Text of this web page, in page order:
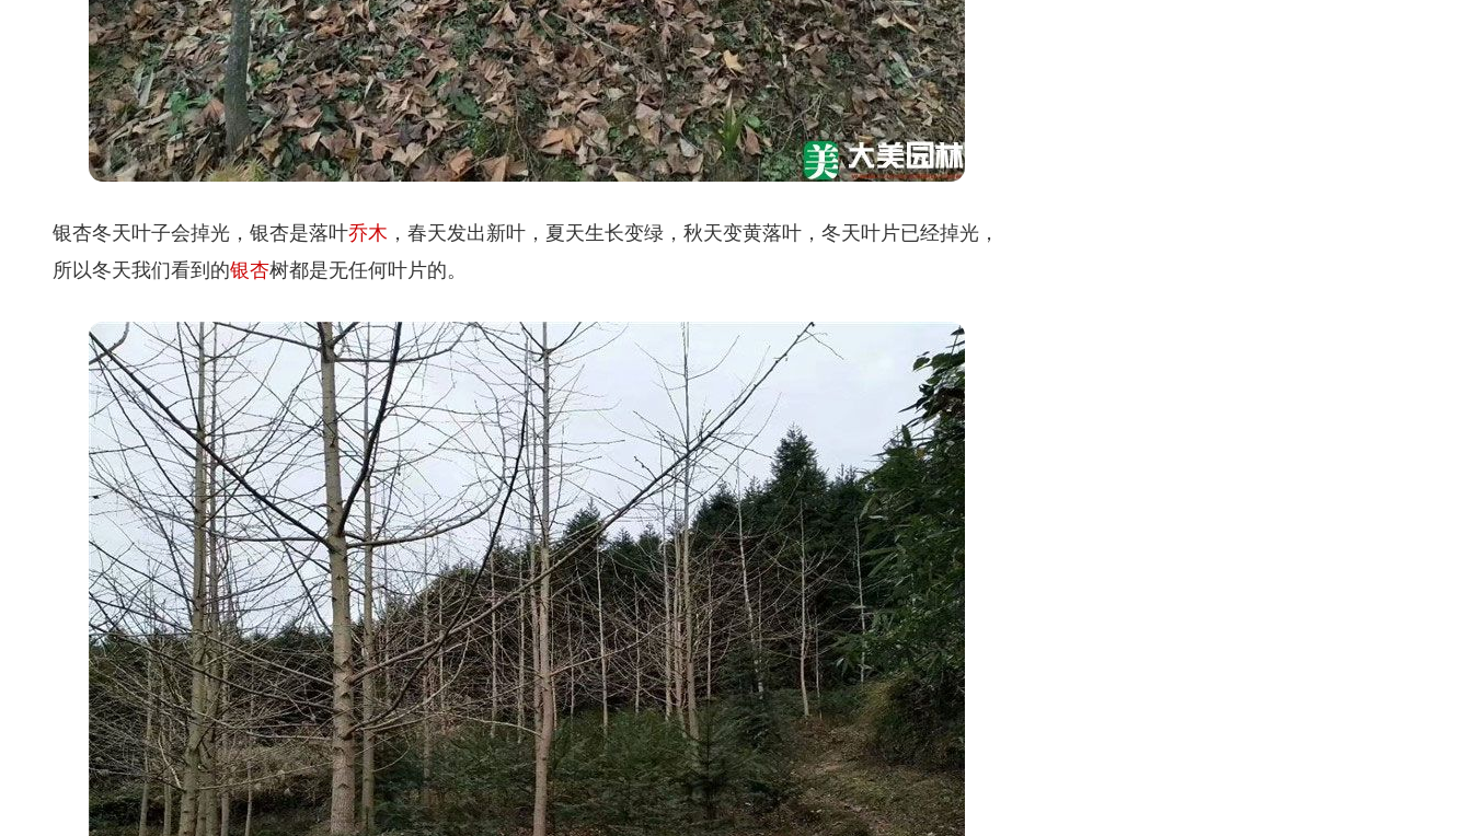
银杏冬天叶子会掉光，银杏是落叶乔木 ，春天发出新叶，夏天生长变绿，秋天变黄落叶，冬天叶片已经掉光，
所以冬天我们看到的银杏树都是无任何叶片的。